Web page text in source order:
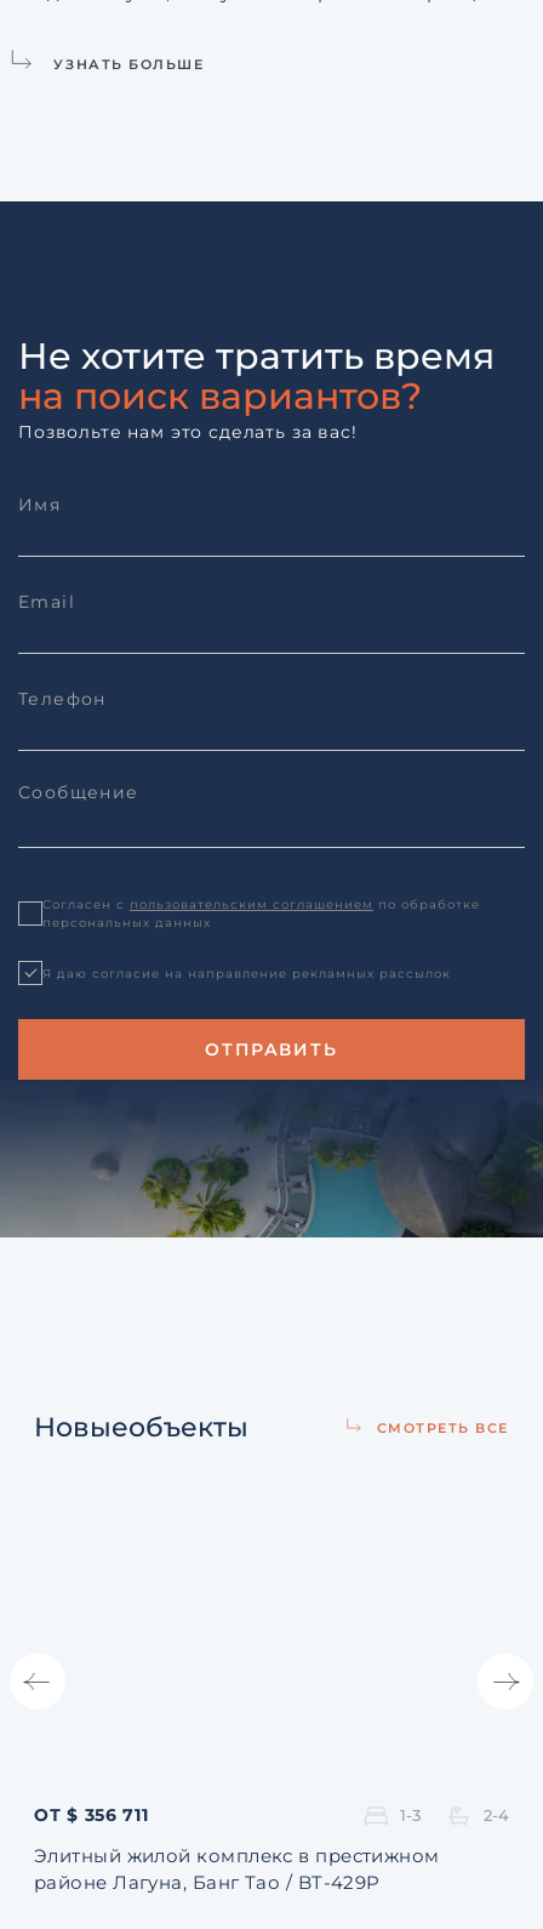
УЗНАТЬ БОЛЬШЕ
Не хотите тратить время
на поиск вариантов?
Позвольте нам это сделать за вас!
Согласен с пользовательским соглашением по обработке
персональных данных
Я даю согласие на направление рекламных рассылок
Новыеобъекты СМОТРЕТЬ ВСЕ
ОТ $ 356 711 1-3 2-4
Элитный жилой комплекс в престижном
районе Лагуна, Банг Тао / BT-429P